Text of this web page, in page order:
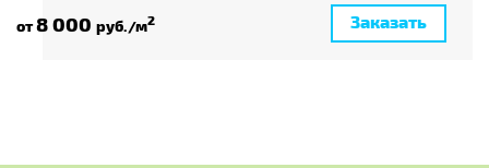
от8 000 руб./м2 Заказать